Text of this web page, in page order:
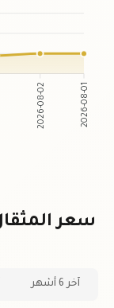
2026-08-02 2026-08-01
آخر 6 أشهر